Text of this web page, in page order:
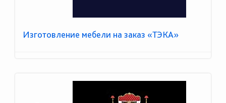
Изготовление мебели на заказ «ТЭКА»